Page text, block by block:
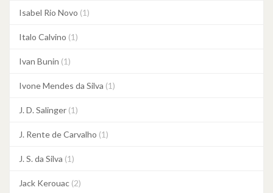
Isabel Rio Novo (1)
Italo Calvino (1)
Ivan Bunin (1)
Ivone Mendes da Silva (1)
J. D. Salinger (1)
J. Rente de Carvalho (1)
J. S. da Silva (1)
Jack Kerouac (2)